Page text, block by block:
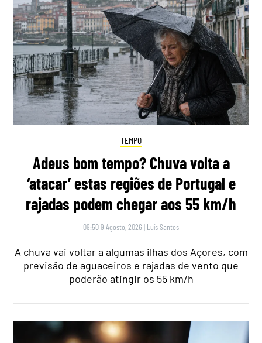
TEMPO
Adeus bom tempo? Chuva volta a
‘atacar’ estas regiões de Portugal e
rajadas podem chegar aos 55 km/h
09:50 9 Agosto, 2026 | Luís Santos
A chuva vai voltar a algumas ilhas dos Açores, com
previsão de aguaceiros e rajadas de vento que
poderão atingir os 55 km/h